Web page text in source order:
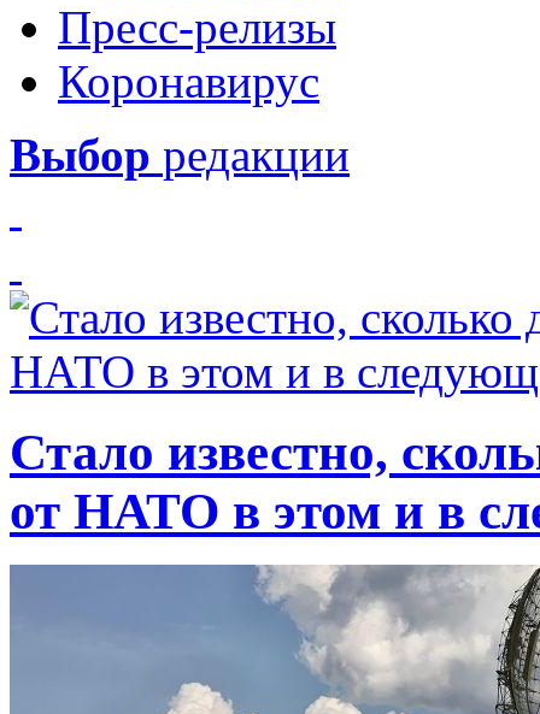
Пресс-релизы
Коронавирус
Выбор редакции
Стало известно,
от НАТО в этом и в